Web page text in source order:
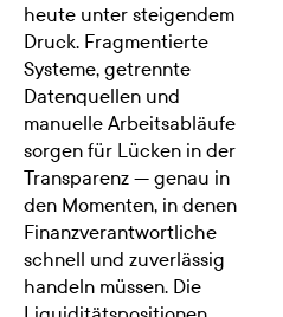
heute unter steigendem
Druck. Fragmentierte
Systeme, getrennte
Datenquellen und
manuelle Arbeitsabläufe
sorgen für Lücken in der
Transparenz — genau in
den Momenten, in denen
Finanzverantwortliche
schnell und zuverlässig
handeln müssen. Die